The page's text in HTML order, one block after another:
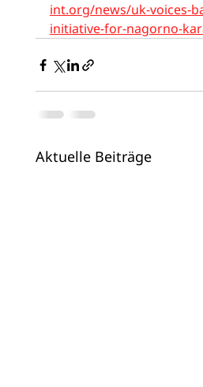
int.org/news/uk-voices-
initiative-for-nagorno-
Aktuelle Beiträge